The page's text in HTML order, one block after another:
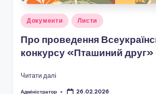
Опубліковано
Документи Листи
Про проведення
конкурсу «Пташиний друг»
Читати далі
Адміністратор 26.02.2026